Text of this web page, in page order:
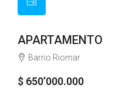
APARTAMENTO
Barrio Riomar
$ 650’000.000